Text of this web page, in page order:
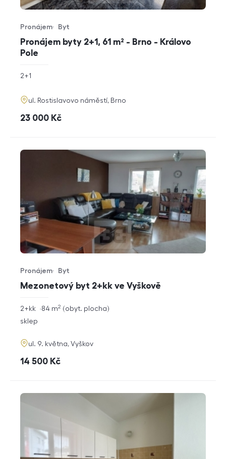
Pronájem byty 2+1, 61 m² - Brno - Královo
Pole
Typ nabídky
Pronájem
Typ nemovitosti
Byt
rozměry
2+1
adresa
ul. Rostislavovo náměstí, Brno
cena
23 000 Kč
Mezonetový byt 2+kk ve Vyškově
Typ nabídky
Pronájem
Typ nemovitosti
Byt
rozměry
2+kk obyt. plocha
84 m2
funkce
sklep
adresa
ul. 9. května, Vyškov
cena
14 500 Kč